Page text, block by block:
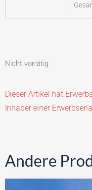
Nicht vorrätig
Dieser Artikel hat
Inhaber einer
Andere